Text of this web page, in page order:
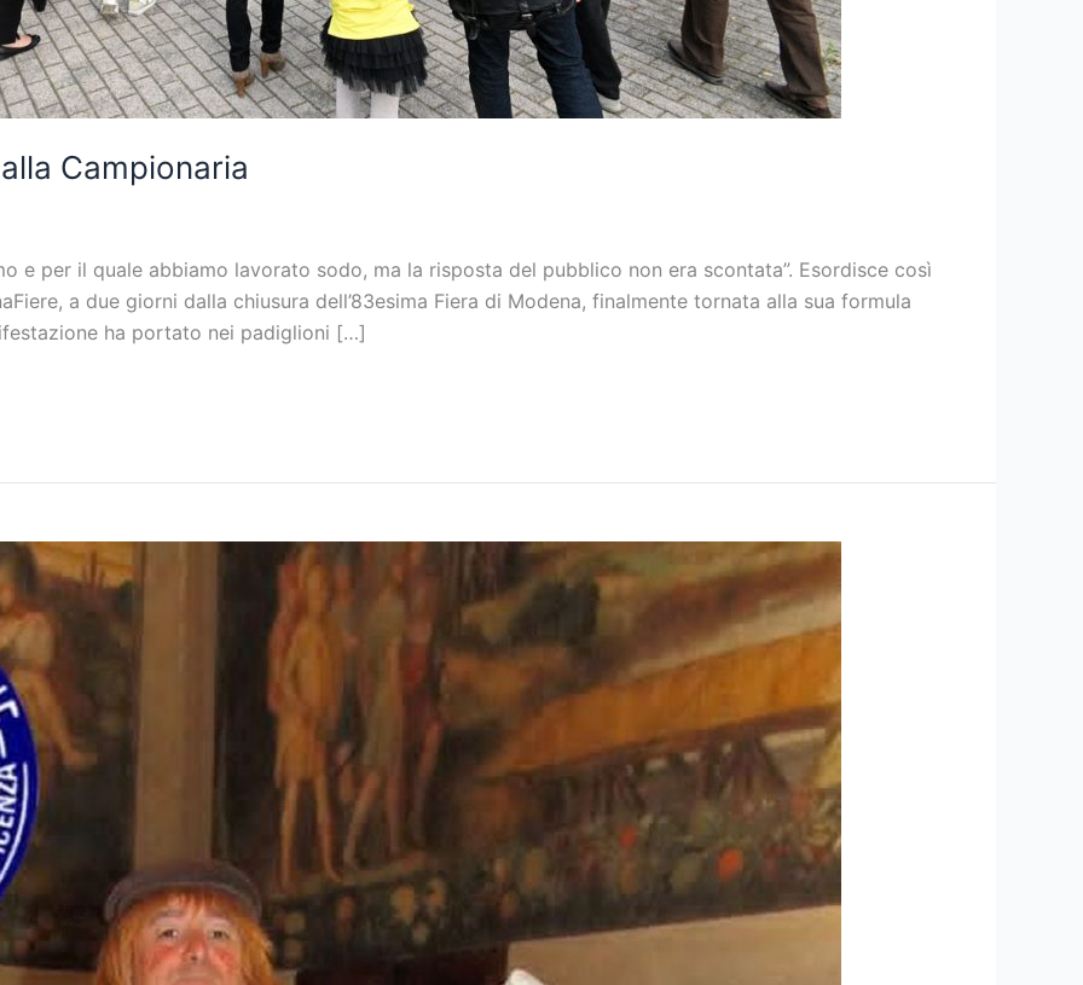
Campionaria
e per il quale abbiamo lavorato sodo, ma la risposta del pubblico non era scontata”. Esordisce così
a due giorni dalla chiusura dell’83esima Fiera di Modena, finalmente tornata alla sua formula
ha portato nei padiglioni […]